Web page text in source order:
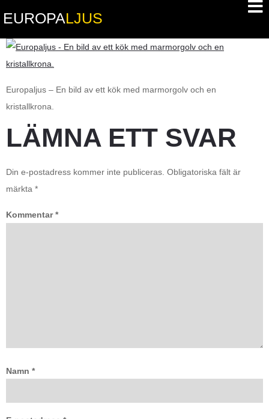
EUROPALJUS
Europaljus – En bild av ett kök med marmorgolv och en
kristallkrona.
LÄMNA ETT SVAR
Din e-postadress kommer inte publiceras. Obligatoriska fält är
märkta *
Kommentar*
Namn *